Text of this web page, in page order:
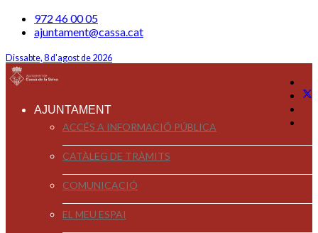
972 46 00 05
ajuntament@cassa.cat
Dissabte, 8 d'agost de 2026
AJUNTAMENT
ACCÉS A INFORMACIÓ PÚBLICA
CATÀLEG DE TRÀMITS
COMUNICACIÓ
EL MEU ESPAI